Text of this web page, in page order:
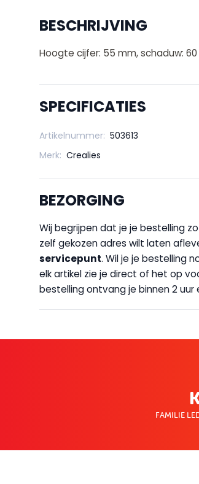
BESCHRIJVING
Hoogte cijfer: 55 mm, schaduw:
SPECIFICATIES
Artikelnummer: 503613
Merk: Crealies
BEZORGING
Wij begrijpen dat je je bestelling
zelf gekozen adres wilt laten
servicepunt. Wil je je bestelling
elk artikel zie je direct of het op
bestelling ontvang je binnen 2
FAMILIE